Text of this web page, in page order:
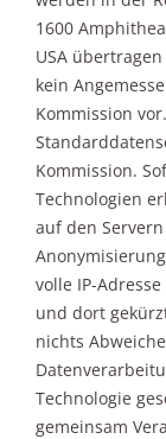
1600
USA
kein
Kommission
Kommission.
Technologien
auf den
volle IP-
und dort
nichts
Technologie
gemeinsam